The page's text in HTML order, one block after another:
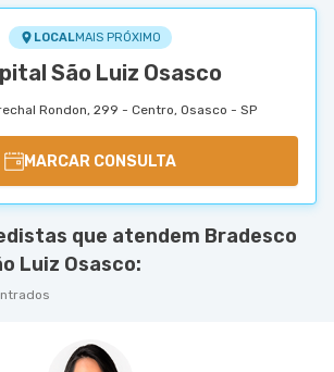
LOCALMAIS PRÓXIMO
São Luiz Osasco
Rondon, 299 - Centro, Osasco - SP
MARCAR CONSULTA
que atendem Bradesco
Luiz Osasco: